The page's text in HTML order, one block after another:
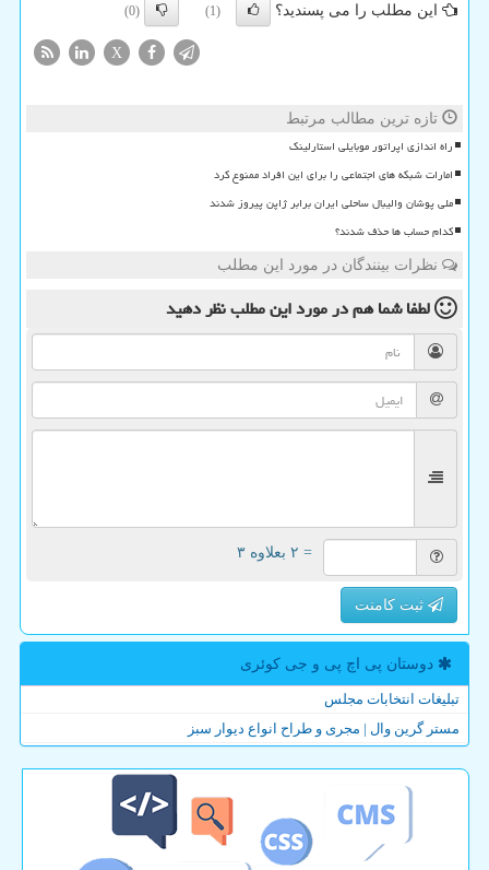
این مطلب را می پسندید؟ (1)
(0)
X
تازه ترین مطالب مرتبط
راه اندازی اپراتور موبایلی استارلینک
امارات شبکه های اجتماعی را برای این افراد ممنوع کرد
ملی پوشان والیبال ساحلی ایران برابر ژاپن پیروز شدند
کدام حساب ها حذف شدند؟
نظرات بینندگان در مورد این مطلب
لطفا شما همدر مورد این مطلبنظر دهید
= ۲ بعلاوه ۳
ثبت کامنت
دوستان پی اچ پی و جی كوئری
تبلیغات انتخابات مجلس
مستر گرین وال | مجری و طراح انواع دیوار سبز